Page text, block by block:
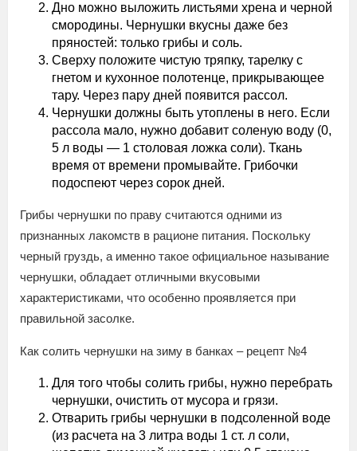
Дно можно выложить листьями хрена и черной
смородины. Чернушки вкусны даже без
пряностей: только грибы и соль.
Сверху положите чистую тряпку, тарелку с
гнетом и кухонное полотенце, прикрывающее
тару. Через пару дней появится рассол.
Чернушки должны быть утоплены в него. Если
рассола мало, нужно добавит соленую воду (0,
5 л воды — 1 столовая ложка соли). Ткань
время от времени промывайте. Грибочки
подоспеют через сорок дней.
Грибы чернушки по праву считаются одними из
признанных лакомств в рационе питания. Поскольку
черный груздь, а именно такое официальное называние
чернушки, обладает отличными вкусовыми
характеристиками, что особенно проявляется при
правильной засолке.
Как солить чернушки на зиму в банках – рецепт №4
Для того чтобы солить грибы, нужно перебрать
чернушки, очистить от мусора и грязи.
Отварить грибы чернушки в подсоленной воде
(из расчета на 3 литра воды 1 ст. л соли,